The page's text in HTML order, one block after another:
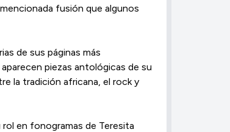
fusión que algunos
de sus pá­ginas más
piezas anto­lógicas de su
la tra­di­ción africana, el rock y
en fonogramas de Teresita